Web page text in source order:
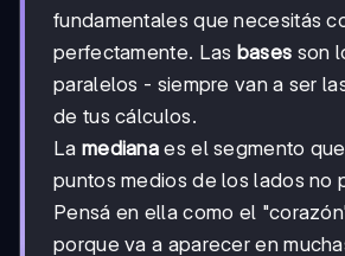
fundamentales que necesitás
perfectamente. Las bases son
paralelos - siempre van a ser
de tus cálculos.
La mediana es el segmento
puntos medios de los lados no
Pensá en ella como el
porque va a aparecer en